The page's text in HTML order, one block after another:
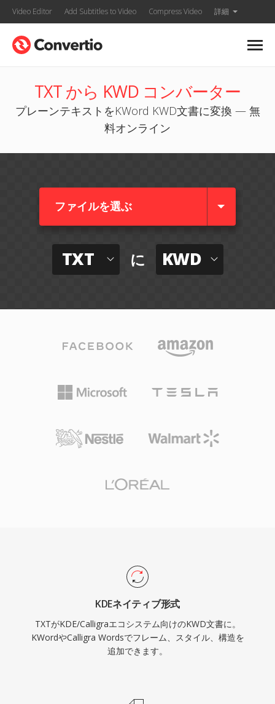
Video Editor Add Subtitles to Video Compress Video 詳細
TXT から KWD コンバーター
プレーンテキストをKWord KWD文書に変換 — 無
料オンライン
ファイルを選ぶ
TXT に KWD
KDEネイティブ形式
TXTがKDE/Calligraエコシステム向けのKWD文書に。
KWordやCalligra Wordsでフレーム、スタイル、構造を
追加できます。